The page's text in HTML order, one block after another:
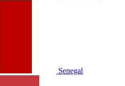
Senegal